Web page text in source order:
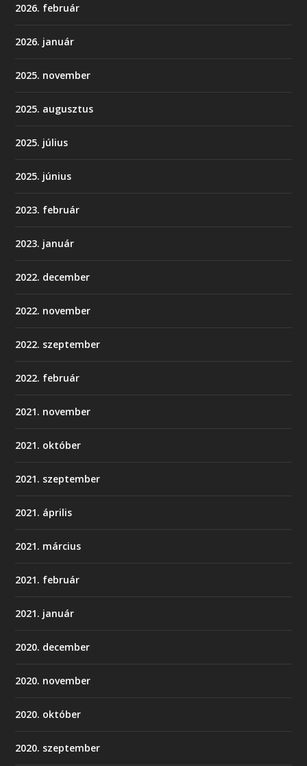
2026. február
2026. január
2025. november
2025. augusztus
2025. július
2025. június
2023. február
2023. január
2022. december
2022. november
2022. szeptember
2022. február
2021. november
2021. október
2021. szeptember
2021. április
2021. március
2021. február
2021. január
2020. december
2020. november
2020. október
2020. szeptember